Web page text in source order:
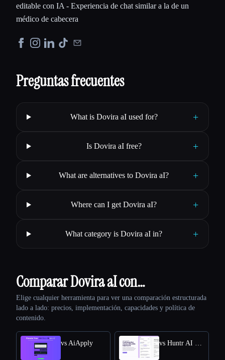
editable con IA - Experiencia de chat similar a la de un
médico de cabecera
Preguntas frecuentes
What is Dovira aI used for? +
Is Dovira aI free? +
What are alternatives to Dovira aI? +
Where can I get Dovira aI? +
What category is Dovira aI in? +
Comparar Dovira aI con…
Elige cualquier herramienta para ver una comparación estructurada
lado a lado: precios, implementación, capacidades y política de
contenido.
vs AiApply vs Huntr AI Resume Builder